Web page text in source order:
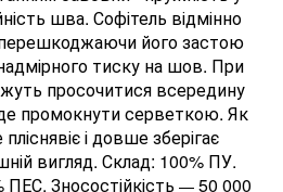
шва. Софітель відмінно
перешкоджаючи його застою
тиску на шов. При
просочитися всередину
промокнути серветкою. Як
і довше зберігає
вигляд. Склад: 100% ПУ.
Зносостійкість — 50 000